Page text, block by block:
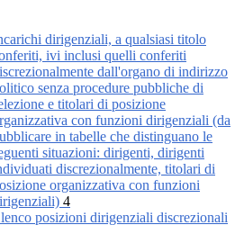
dirigenziali, a qualsiasi titolo
ivi inclusi quelli conferiti
dall'organo di indirizzo
senza procedure pubbliche di
e titolari di posizione
con funzioni dirigenziali (da
in tabelle che distinguano le
situazioni: dirigenti, dirigenti
discrezionalmente, titolari di
organizzativa con funzioni
4
posizioni dirigenziali discrezionali